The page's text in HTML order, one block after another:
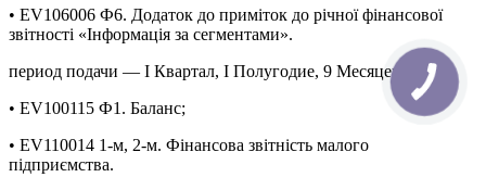
• EV106006 Ф6. Додаток до приміток до річної фінансової
звітності «Інформація за сегментами».
период подачи — І Квартал, І Полугодие, 9 Месяцев, Год:
• EV100115 Ф1. Баланс;
• EV110014 1-м, 2-м. Фінансова звітність малого
підприємства.